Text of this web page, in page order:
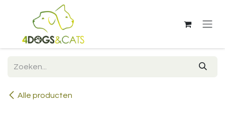
Overslaan naar inhoud
Alle producten